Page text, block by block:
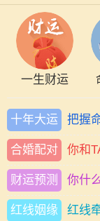
一生财运
十年大运 把握
合婚配对 你和
财运预测 你什
红线姻缘 红线